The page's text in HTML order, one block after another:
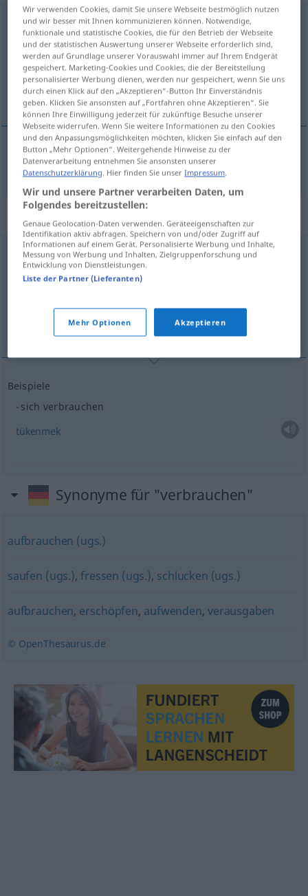
verbrauchenv/t <ohne-ge-;h.>
Übersicht aller Übersetzungen
(Für mehr Details die Übersetzung anklicken/antippen)
tüketmek, harcamak
tüketmek,harcamak verbrauchen
„verbrauchen“ : reflexives Verb
verbrauchenv/r <ohne-ge-;h. >
Übersicht aller Übersetzungen
tükenmek
Beispiele
sich verbrauchen
tükenmek
Synonyme für "verbrauchen"
aufbrauchen (ugs.)
saufen (ugs.),fressen (ugs.), schlucken (ugs.)
aufbrauchen, erschöpfen, aufwenden,verausgaben
© OpenThesaurus.de
Wir verwenden Cookies, damit Sie unsere Webseite bestmöglich nutzen
und wir besser mit Ihnen kommunizieren können. Notwendige,
funktionale und statistische Cookies, die für den Betrieb der Webseite
und der statistischen Auswertung unserer Webseite erforderlich sind,
werden auf Grundlage unserer Vorauswahl immer auf Ihrem Endgerät
gespeichert. Marketing-Cookies und Cookies, die der Bereitstellung
personalisierter Werbung dienen, werden nur gespeichert, wenn Sie uns
durch einen Klick auf den „Akzeptieren“-Button Ihr Einverständnis
geben. Klicken Sie ansonsten auf „Fortfahren ohne Akzeptieren“. Sie
können Ihre Einwilligung jederzeit für zukünftige Besuche unserer
Webseite widerrufen. Wenn Sie weitere Informationen zu den Cookies
und den Anpassungsmöglichkeiten möchten, klicken Sie einfach auf den
Button „Mehr Optionen“. Weitergehende Hinweise zu der
Datenverarbeitung entnehmen Sie ansonsten unserer
Datenschutzerklärung . Hier finden Sie unserImpressum
Wir und unsere Partner verarbeiten Daten, um
Folgendes bereitzustellen:
Genaue Geolocation-Daten verwenden. Geräteeigenschaften zur
Identifikation aktiv abfragen. Speichern von und/oder Zugriff auf
Informationen auf einem Gerät. Personalisierte Werbung und Inhalte,
Messung von Werbung und Inhalten, Zielgruppenforschung und
Entwicklung von Dienstleistungen.
Liste der Partner (Lieferanten)
Mehr Optionen Akzeptieren